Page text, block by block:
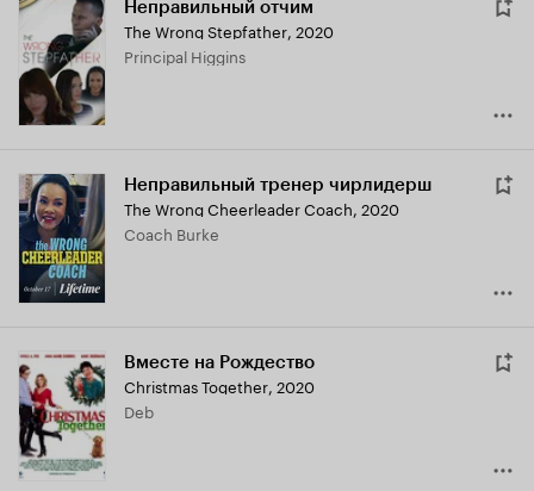
Неправильный отчим
The Wrong Stepfather, 2020
Principal Higgins
Неправильный тренер чирлидерш
The Wrong Cheerleader Coach, 2020
Coach Burke
Вместе на Рождество
Christmas Together, 2020
Deb